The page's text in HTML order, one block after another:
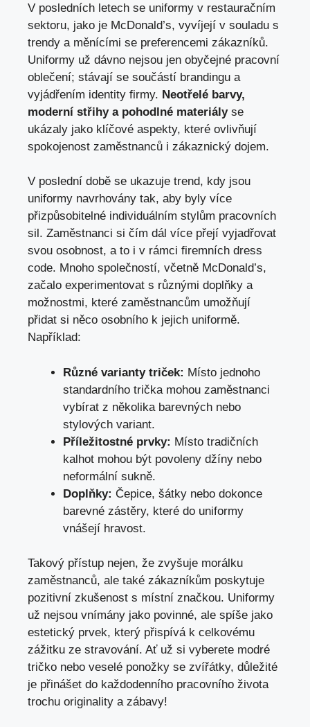
V posledních letech se uniformy v restauračním
sektoru, jako je McDonald’s, vyvíjejí v souladu s
trendy a měnícími se preferencemi zákazníků.
Uniformy už dávno nejsou jen obyčejné pracovní
oblečení; stávají se součástí brandingu a
vyjádřením identity firmy. Neotřelé barvy,
moderní střihy a pohodlné materiályse
ukázaly jako klíčové aspekty, které ovlivňují
spokojenost zaměstnanců i zákaznický dojem.
V poslední době se ukazuje trend, kdy jsou
uniformy navrhovány tak, aby byly více
přizpůsobitelné individuálním stylům pracovních
sil. Zaměstnanci si čím dál více přejí vyjadřovat
svou osobnost, a to i v rámci firemních dress
code. Mnoho společností, včetně McDonald’s,
začalo experimentovat s různými doplňky a
možnostmi, které zaměstnancům umožňují
přidat si něco osobního k jejich uniformě.
Například:
Různé varianty triček: Místo jednoho
standardního trička mohou zaměstnanci
vybírat z několika barevných nebo
stylových variant.
Příležitostné prvky: Místo tradičních
kalhot mohou být povoleny džíny nebo
neformální sukně.
Doplňky: Čepice, šátky nebo dokonce
barevné zástěry, které do uniformy
vnášejí hravost.
Takový přístup nejen, že zvyšuje morálku
zaměstnanců, ale také zákazníkům poskytuje
pozitivní zkušenost s místní značkou. Uniformy
už nejsou vnímány jako povinné, ale spíše jako
estetický prvek, který přispívá k celkovému
zážitku ze stravování. Ať už si vyberete modré
tričko nebo veselé ponožky se zvířátky, důležité
je přinášet do každodenního pracovního života
trochu originality a zábavy!